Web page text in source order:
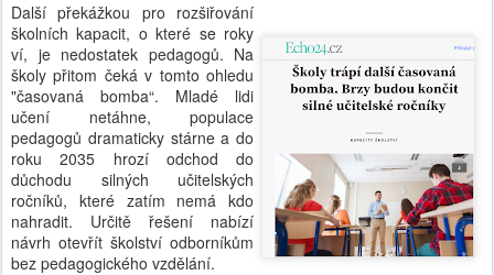
Další překážkou pro rozšiřování
školních kapacit, o které se roky
ví, je nedostatek pedagogů. Na
školy přitom čeká v tomto ohledu
"časovaná bomba“. Mladé lidi
učení netáhne, populace
pedagogů dramaticky stárne a do
roku 2035 hrozí odchod do
důchodu silných učitelských
ročníků, které zatím nemá kdo
nahradit. Určitě řešení nabízí
návrh otevřít školství odborníkům
bez pedagogického vzdělání.